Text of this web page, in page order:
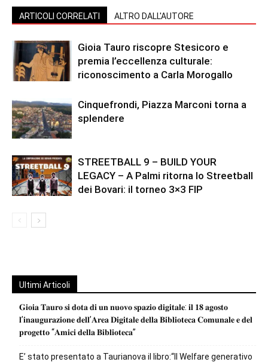
ARTICOLI CORRELATI ALTRO DALL'AUTORE
Gioia Tauro riscopre Stesicoro e
premia l’eccellenza culturale:
riconoscimento a Carla Morogallo
Cinquefrondi, Piazza Marconi torna a
splendere
STREETBALL 9 – BUILD YOUR
LEGACY – A Palmi ritorna lo Streetball
dei Bovari: il torneo 3×3 FIP
Ultimi Articoli
𝐆𝐢𝐨𝐢𝐚 𝐓𝐚𝐮𝐫𝐨 𝐬𝐢 𝐝𝐨𝐭𝐚 𝐝𝐢 𝐮𝐧 𝐧𝐮𝐨𝐯𝐨 𝐬𝐩𝐚𝐳𝐢𝐨 𝐝𝐢𝐠𝐢𝐭𝐚𝐥𝐞: 𝐢𝐥 𝟏𝟖 𝐚𝐠𝐨𝐬𝐭𝐨
𝐥’𝐢𝐧𝐚𝐮𝐠𝐮𝐫𝐚𝐳𝐢𝐨𝐧𝐞 𝐝𝐞𝐥𝐥’𝐀𝐫𝐞𝐚 𝐃𝐢𝐠𝐢𝐭𝐚𝐥𝐞 𝐝𝐞𝐥𝐥𝐚 𝐁𝐢𝐛𝐥𝐢𝐨𝐭𝐞𝐜𝐚 𝐂𝐨𝐦𝐮𝐧𝐚𝐥𝐞 𝐞 𝐝𝐞𝐥
𝐩𝐫𝐨𝐠𝐞𝐭𝐭𝐨 “𝐀𝐦𝐢𝐜𝐢 𝐝𝐞𝐥𝐥𝐚 𝐁𝐢𝐛𝐥𝐢𝐨𝐭𝐞𝐜𝐚”
E’ stato presentato a Taurianova il libro:“Il Welfare generativo